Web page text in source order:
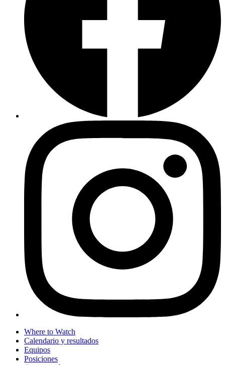
Where to Watch
Calendario y resultados
Equipos
Posiciones